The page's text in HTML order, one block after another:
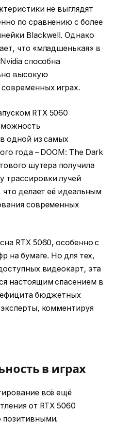
не выглядят
по сравнению с более
Blackwell. Однако
что «младшенькая» в
способна
высокую
играх.
RTX 5060
одной из самых
года – DOOM: The Dark
шутера получила
трассировки лучей
делает её идеальным
современных
RTX 5060, особенно с
на бумаге. Но для тех,
видеокарт, эта
настоящим спасением в
бюджетных
комментируя
в играх
всё ещё
от RTX 5060
позитивными.